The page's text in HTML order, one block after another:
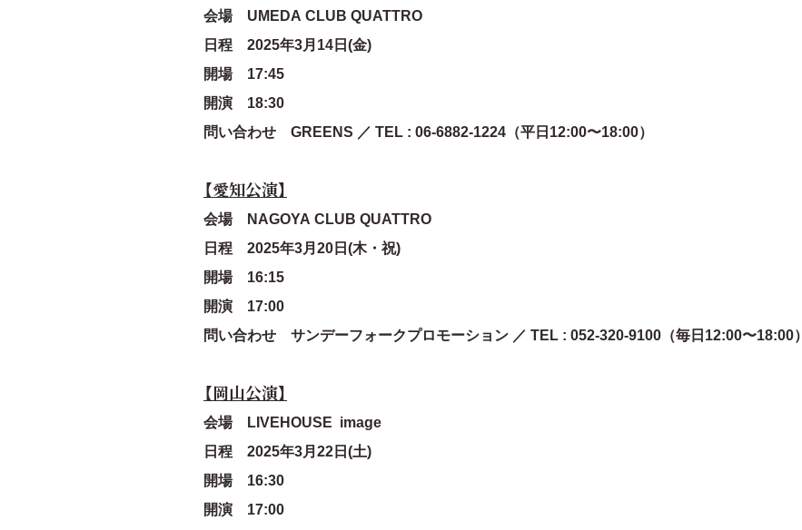
会場 UMEDA CLUB QUATTRO
日程 2025年3月14日(金)
開場 17:45
開演 18:30
問い合わせ GREENS ／ TEL : 06-6882-1224（平日12:00〜18:00）
【愛知公演】
会場 NAGOYA CLUB QUATTRO
日程 2025年3月20日(木・祝)
開場 16:15
開演 17:00
問い合わせ サンデーフォークプロモーション ／ TEL : 052-320-9100（毎日12:00〜18:00）
【岡山公演】
会場 LIVEHOUSE image
日程 2025年3月22日(土)
開場 16:30
開演 17:00